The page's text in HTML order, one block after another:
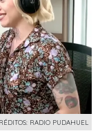
RADIO PUDAHUEL